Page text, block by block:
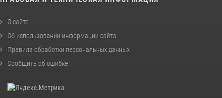
О сайте
Об использовании информации сайта
Правила обработки персональных данных
Сообщить об ошибке